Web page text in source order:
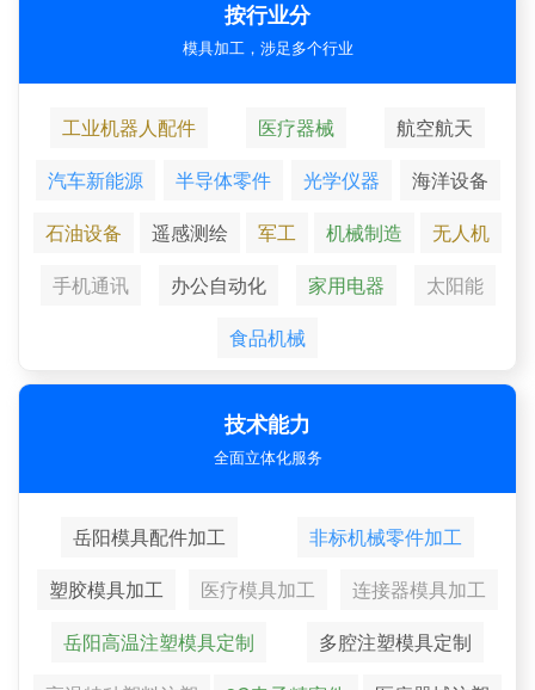
按行业分
模具加工，涉足多个行业
工业机器人配件 医疗器械
航空航天
汽车新能源
半导体零件 光学仪器
海洋设备
石油设备
遥感测绘 军工 机械制造
无人机
手机通讯
办公自动化 家用电器
太阳能
食品机械
技术能力
全面立体化服务
岳阳模具配件加工
非标机械零件加工
塑胶模具加工
医疗模具加工
连接器模具加工
岳阳高温注塑模具定制
多腔注塑模具定制